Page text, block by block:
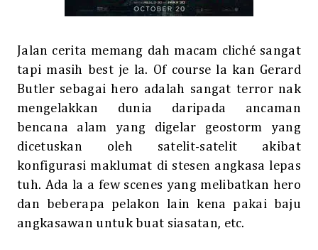
Jalan cerita memang dah macam cliché sangat
tapi masih best je la. Of course la kan Gerard
Butler sebagai hero adalah sangat terror nak
mengelakkan dunia daripada ancaman
bencana alam yang digelar geostorm yang
dicetuskan oleh satelit-satelit akibat
konfigurasi maklumat di stesen angkasa lepas
tuh. Ada la a few scenes yang melibatkan hero
dan beberapa pelakon lain kena pakai baju
angkasawan untuk buat siasatan, etc.